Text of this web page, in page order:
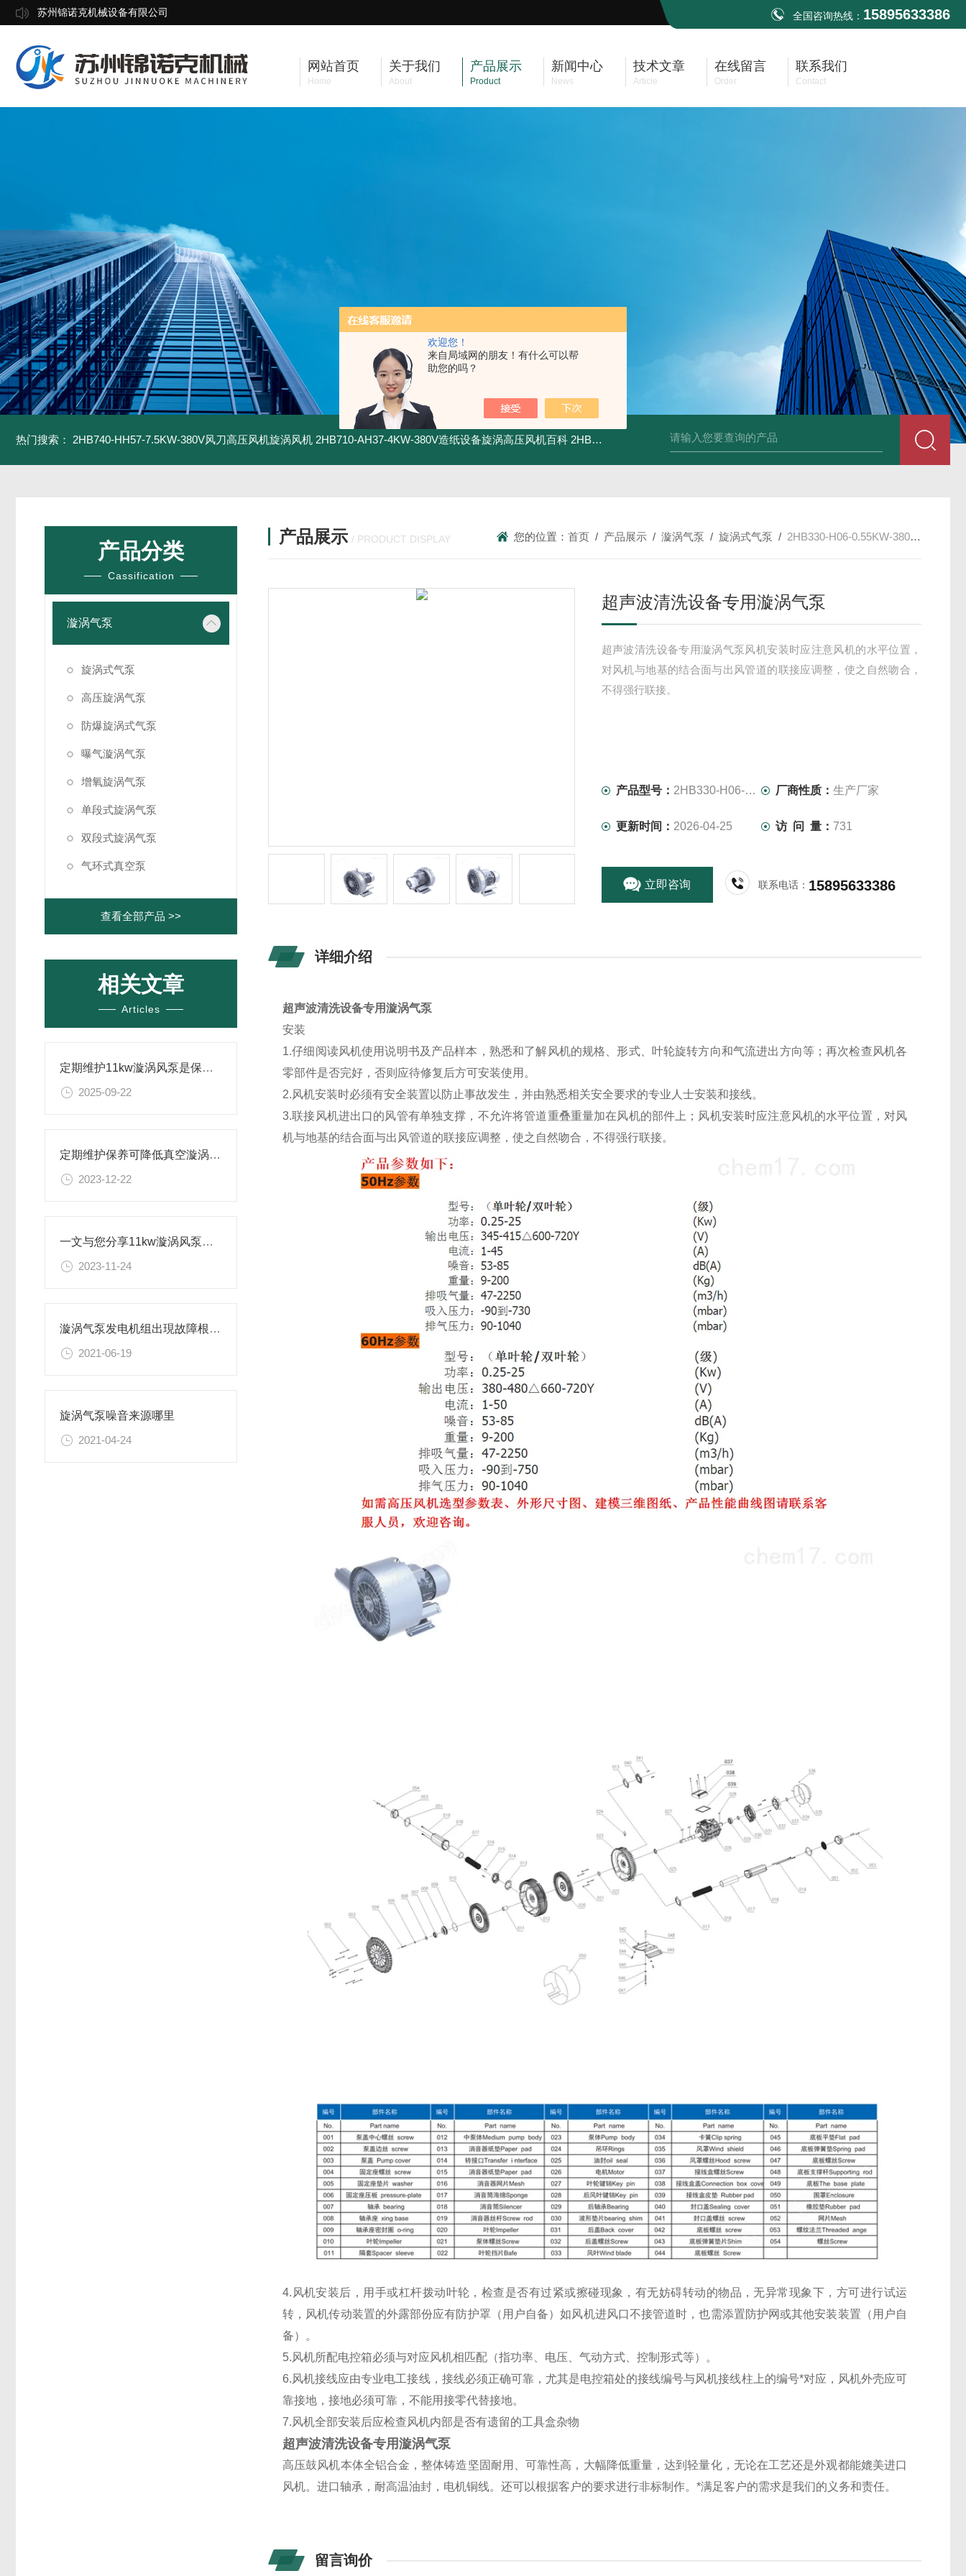
欢迎您！
来自局域网的朋友！有什么可以帮
助您的吗？
苏州锦诺克机械设备有限公司 全国咨询热线： 15895633386
网站首页
Home
关于我们
About
产品展示
Product
新闻中心
News
技术文章
Article
在线留言
Order
联系我们
Contact
热门搜索： 2HB740-HH57-7.5KW-380V风刀高压风机旋涡风机 2HB710-AH37-4KW-380V造纸设备旋涡高压风机百科 2HB820-HH27-7.5KW-380V强力吸尘高压风机旋涡风机 2HB930-AH07-8.5KW-
产品分类
Cassification
漩涡气泵
旋涡式气泵
高压旋涡气泵
防爆旋涡式气泵
曝气漩涡气泵
增氧旋涡气泵
单段式旋涡气泵
双段式旋涡气泵
气环式真空泵
查看全部产品 >>
相关文章
Articles
定期维护11kw漩涡风泵是保证正常运转的关键
2025-09-22
定期维护保养可降低真空漩涡风泵的故障率
2023-12-22
一文与您分享11kw漩涡风泵的常见故障相应解决方法
2023-11-24
漩涡气泵发电机组出現故障根本原因
2021-06-19
旋涡气泵噪音来源哪里
2021-04-24
产品展示 / PRODUCT DISPLAY 您的位置：首页 / 产品展示 /漩涡气泵 /旋涡式气泵 / 2HB330-H06-0.55KW-380V超声波清洗设备专用漩涡气泵
超声波清洗设备专用漩涡气泵
超声波清洗设备专用漩涡气泵风机安装时应注意风机的水平位置，
对风机与地基的结合面与出风管道的联接应调整，使之自然吻合，
不得强行联接。
产品型号： 2HB330-H06-0.55KW-380V 厂商性质：生产厂家
更新时间： 2026-04-25 访 问 量： 731
立即咨询 联系电话： 15895633386
详细介绍
超声波清洗设备专用漩涡气泵
安装
1.仔细阅读风机使用说明书及产品样本，熟悉和了解风机的规格、形式、叶轮旋转方向和气流进出方向等；再次检查风机各
零部件是否完好，否则应待修复后方可安装使用。
2.风机安装时必须有安全装置以防止事故发生，并由熟悉相关安全要求的专业人士安装和接线。
3.联接风机进出口的风管有单独支撑，不允许将管道重叠重量加在风机的部件上；风机安装时应注意风机的水平位置，对风
机与地基的结合面与出风管道的联接应调整，使之自然吻合，不得强行联接。
4.风机安装后，用手或杠杆拨动叶轮，检查是否有过紧或擦碰现象，有无妨碍转动的物品，无异常现象下，方可进行试运
转，风机传动装置的外露部份应有防护罩（用户自备）如风机进风口不接管道时，也需添置防护网或其他安装装置（用户自
备）。
5.风机所配电控箱必须与对应风机相匹配（指功率、电压、气动方式、控制形式等）。
6.风机接线应由专业电工接线，接线必须正确可靠，尤其是电控箱处的接线编号与风机接线柱上的编号*对应，风机外壳应可
靠接地，接地必须可靠，不能用接零代替接地。
7.风机全部安装后应检查风机内部是否有遗留的工具盒杂物
超声波清洗设备专用漩涡气泵
高压鼓风机本体全铝合金，整体铸造坚固耐用、可靠性高，大幅降低重量，达到轻量化，无论在工艺还是外观都能媲美进口
风机。进口轴承，耐高温油封，电机铜线。还可以根据客户的要求进行非标制作。*满足客户的需求是我们的义务和责任。
留言询价